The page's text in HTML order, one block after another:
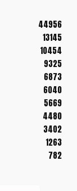
44956
13145
10454
9325
6873
6040
5669
4480
3402
1263
782